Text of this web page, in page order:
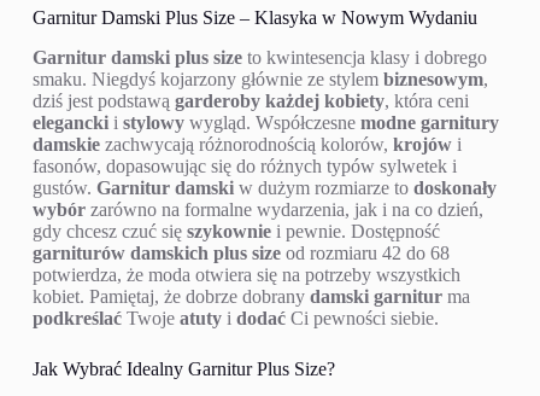
Garnitur Damski Plus Size – Klasyka w Nowym Wydaniu
Garnitur damski plus sizeto kwintesencja klasy i dobrego
smaku. Niegdyś kojarzony głównie ze stylem biznesowym,
dziś jest podstawą garderoby każdej kobiety, która ceni
eleganckii stylowywygląd. Współczesne modne garnitury
damskiezachwycają różnorodnością kolorów, krojówi
fasonów, dopasowując się do różnych typów sylwetek i
gustów. Garnitur damskiw dużym rozmiarze to doskonały
wybórzarówno na formalne wydarzenia, jak i na co dzień,
gdy chcesz czuć się szykowniei pewnie. Dostępność
garniturów damskich plus sizeod rozmiaru 42 do 68
potwierdza, że moda otwiera się na potrzeby wszystkich
kobiet. Pamiętaj, że dobrze dobrany damski garniturma
podkreślaćTwoje atutyi dodaćCi pewności siebie.
Jak Wybrać Idealny Garnitur Plus Size?